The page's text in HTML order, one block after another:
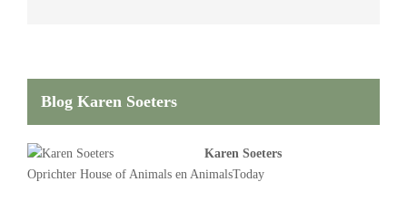
Blog Karen Soeters
Karen Soeters
Oprichter House of Animals en AnimalsToday